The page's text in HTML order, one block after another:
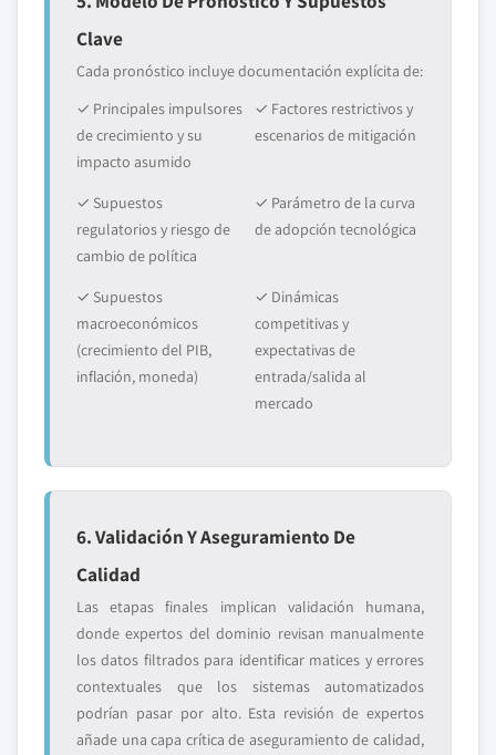
Clave
Cada pronóstico incluye documentación explícita de:
✓ Principales impulsores
de crecimiento y su
impacto asumido
✓ Factores restrictivos y
escenarios de mitigación
✓ Supuestos
regulatorios y riesgo de
cambio de política
✓ Parámetro de la curva
de adopción tecnológica
✓ Supuestos
macroeconómicos
(crecimiento del PIB,
inflación, moneda)
✓ Dinámicas
competitivas y
expectativas de
entrada/salida al
mercado
6. Validación Y Aseguramiento De
Calidad
Las etapas finales implican validación humana,
donde expertos del dominio revisan manualmente
los datos filtrados para identificar matices y errores
contextuales que los sistemas automatizados
podrían pasar por alto. Esta revisión de expertos
añade una capa crítica de aseguramiento de calidad,